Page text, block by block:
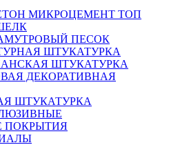
МИКРОЦЕМЕНТ ТОП
ПЕСОК
ШТУКАТУРКА
ШТУКАТУРКА
ДЕКОРАТИВНАЯ
ШТУКАТУРКА
ПОКРЫТИЯ